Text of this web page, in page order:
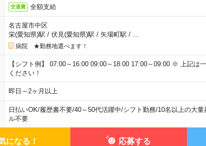
交通費 全額支給
名古屋市中区
栄(愛知県)駅 / 伏見(愛知県)駅 / 矢場町駅 /
病院 ★勤務地選べます！
【シフト例】 07:00～16:00 09:00～18:00 17:00～09:00 ※ 上記は
ください！
即日～2ヶ月以上
日払いOK/履歴書不要/40～50代活躍中/シフト勤務/10名以上の大量
ル不要
になる！ 応募する